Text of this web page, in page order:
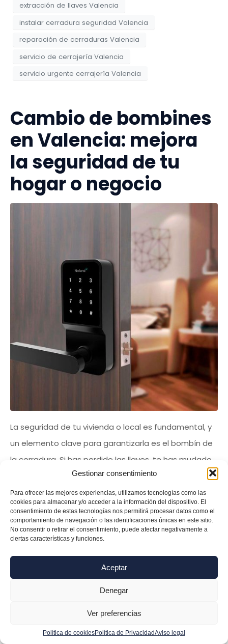
Gestionar consentimiento
Para ofrecer las mejores experiencias, utilizamos tecnologías como las
cookies para almacenar y/o acceder a la información del dispositivo. El
consentimiento de estas tecnologías nos permitirá procesar datos como el
comportamiento de navegación o las identificaciones únicas en este sitio.
No consentir o retirar el consentimiento, puede afectar negativamente a
ciertas características y funciones.
Aceptar
Denegar
Ver preferencias
Política de cookiesPolítica de PrivacidadAviso legal
extracción de llaves Valencia
instalar cerradura seguridad Valencia
reparación de cerraduras Valencia
servicio de cerrajería Valencia
servicio urgente cerrajería Valencia
Cambio de bombines
en Valencia: mejora
la seguridad de tu
hogar o negocio
La seguridad de tu vivienda o local es fundamental, y
un elemento clave para garantizarla es el bombín de
la cerradura. Si has perdido las llaves, te has mudado
a una nueva casa o simplemente quieres mejorar la
protección de tu puerta, elcambio de bombines en
Valenciaes la mejor opción. Nuestro equipo de
cerrajeros ofrece este servicio en toda la ciudad,
incluyendoCentro, Colón y Eixample
rápida y profesional.
¿Cuándo es necesario cambiar el
bombín de la cerradura?
Un bombín desgastado o inseguro puede poner en